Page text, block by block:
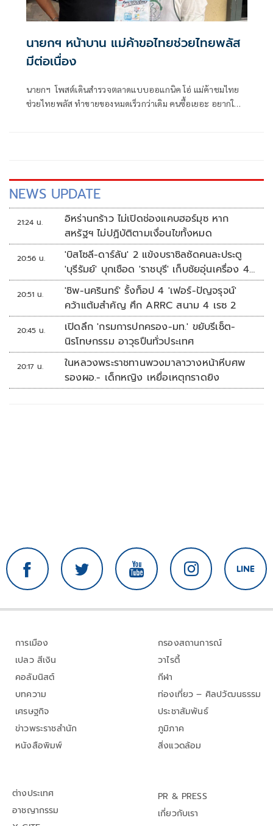
นายกฯ หน้าบาน แม่ค้าขอไทยช่วยไทยพลัส
มีต่อเนื่อง
นายกฯ โพสต์เดินสำรวจตลาดแบบออแกนิค โอ่ แม่ค้าชมไทย
ช่วยไทยพลัส ทำขายของหมดเร็วกว่าเดิม คนซื้อเยอะ อยากให้มี
NEWS UPDATE
21:24 น.
อิหร่านกร้าว ไม่เปิดช่องแคบฮอร์มุซ หาก
สหรัฐฯ ไม่ปฏิบัติตามเงื่อนไขทั้งหมด
20:56 น.
'บิสโซลี-ดาร์ลัน' 2 แข้งบราซิลซัดคนละประตู
'บุรีรัมย์' บุกเชือด 'ราชบุรี' เก็บชัยอุ่นเครื่อง 4
นัดรวด
20:51 น.
'ชิพ-นครินทร์' รั้งท็อป 4 'เฟอร์-ปัญจรุจน์'
คว้าแต้มสำคัญ ศึก ARRC สนาม 4 เรซ 2
20:45 น.
เปิดลึก 'กรมการปกครอง-มท.' ขยับรีเซ็ต-
นิรโทษกรรม อาวุธปืนทั่วประเทศ
20:17 น.
ในหลวงพระราชทานพวงมาลาวางหน้าหีบศพ
รองผอ.- เด็กหญิง เหยื่อเหตุกราดยิง
การเมือง
เปลว สีเงิน
คอลัมนิสต์
บทความ
เศรษฐกิจ
ข่าวพระราชสำนัก
หนังสือพิมพ์
กรองสถานการณ์
วาไรตี้
กีฬา
ท่องเที่ยว – ศิลปวัฒนธรรม
ประชาสัมพันธ์
ภูมิภาค
สิ่งแวดล้อม
ต่างประเทศ
อาชญากรรม
PR & PRESS
เกี่ยวกับเรา